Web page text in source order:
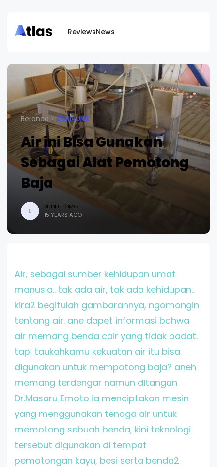
ReviewsNews
Beranda DUNIA UNIK
Air ini Bisa Gunakan
Sebagai Alat Pemotong
Baja
B
BUDI UTOMO
15 YEARS AGO
Air, sebagai sumber kehidupan umat
manusia.. tak ada air, tak ada kehidupan..
kira2 begitulah gambarannya, ngomongin
tentang air. ane dapet informasi bahwa
air memang benda cair yang tidak padat.
tapi taukahkamu kekuatan air itu bisa
digunakan untuk mempotong baja? aneh
memang terdengar namun ditangan
Dr.Masaru Emoto ia menciptakan mesin
yang menggunakan tenaga air untuk
memotong sebuah benda, kini teknologi
tersebut digunakan di tempat
pemotongan kayu, besi serta benda2